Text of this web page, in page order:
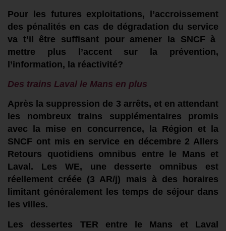
Pour les futures exploitations, l’accroissement
des pénalités en cas de dégradation du service
va t’il être suffisant pour amener la SNCF à
mettre plus l’accent sur la prévention,
l’information, la réactivité?
Des trains Laval le Mans en plus
Après la suppression de 3 arrêts, et en attendant
les nombreux trains supplémentaires promis
avec
la mise en concurrence,
la Région et la
SNCF ont mis en service en décembre 2 A llers
Retours quotidiens omnibus entre le Mans et
Laval. Les WE, une desserte omnibus est
réellement créée (3 AR/j) mais à des horaires
limitant généralement les temps de séjour dans
les villes.
Les dessertes TER entre le Mans et Laval